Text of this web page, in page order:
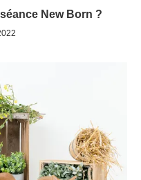
New Born ?